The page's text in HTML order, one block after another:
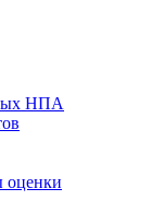
НПА
оценки